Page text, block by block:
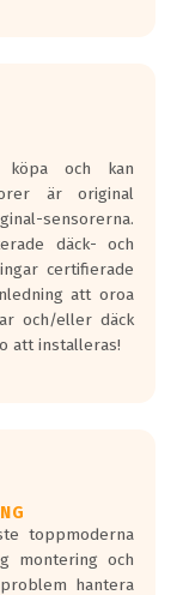
köpa och kan
är original
sensorerna.
däck- och
certifierade
att oroa
och/eller däck
att installeras!
toppmoderna
montering och
hantera